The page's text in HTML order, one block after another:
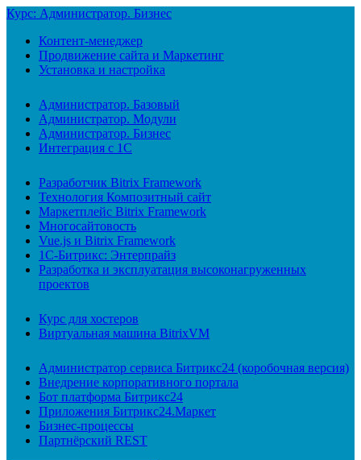
Курс: Администратор. Бизнес
Контент-менеджер
Продвижение сайта и Маркетинг
Установка и настройка
Администратор. Базовый
Администратор. Модули
Администратор. Бизнес
Интеграция с 1С
Разработчик Bitrix Framework
Технология Композитный сайт
Маркетплейс Bitrix Framework
Многосайтовость
Vue.js и Bitrix Framework
1С-Битрикс: Энтерпрайз
Разработка и эксплуатация высоконагруженных
проектов
Курс для хостеров
Виртуальная машина BitrixVM
Администратор сервиса Битрикс24 (коробочная версия)
Внедрение корпоративного портала
Бот платформа Битрикс24
Приложения Битрикс24.Маркет
Бизнес-процессы
Партнёрский REST